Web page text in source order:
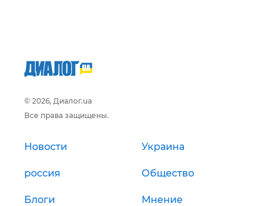
© 2026, Диалог.ua
Все права защищены.
Новости Украина
россия Общество
Блоги Мнение